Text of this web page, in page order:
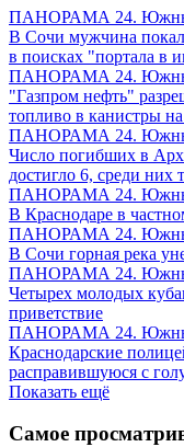
ПАНОРАМА 24.
В Сочи мужчина
в поисках "портала в
ПАНОРАМА 24.
"Газпром нефть"
топливо в канистры
ПАНОРАМА 24.
Число погибших в
достигло 6, среди них
ПАНОРАМА 24.
В Краснодаре в
ПАНОРАМА 24.
В Сочи горная река
ПАНОРАМА 24.
Четырех молодых
приветствие
ПАНОРАМА 24.
Краснодарские
расправившуюся с
Показать ещё
Самое